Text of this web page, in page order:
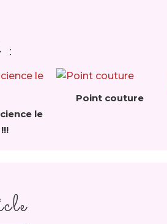
:
le
Point couture